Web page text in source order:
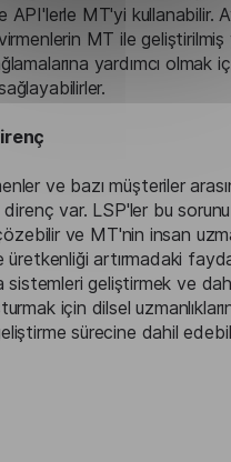
MT'yi kullanabilir.
MT ile geliştirilmiş
yardımcı olmak
ve bazı müşteriler
direnç var. LSP'ler bu
ve MT'nin insan
artırmadaki
sistemleri geliştirmek ve
için dilsel
sürecine dahil